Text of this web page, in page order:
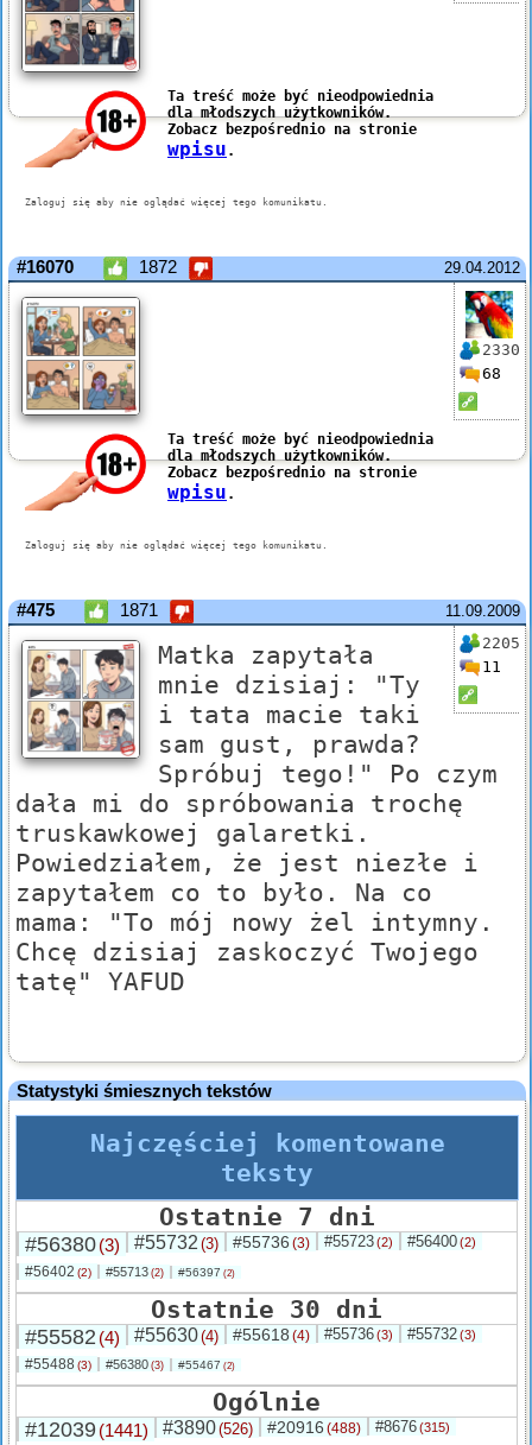
29.04.2012
#16070 1872
2330
68
11.09.2009
#475 1871
2205
11
Matka zapytała
mnie dzisiaj: "Ty
i tata macie taki
sam gust, prawda?
Spróbuj tego!" Po czym
dała mi do spróbowania trochę
truskawkowej galaretki.
Powiedziałem, że jest niezłe i
zapytałem co to było. Na co
mama: "To mój nowy żel intymny.
Chcę dzisiaj zaskoczyć Twojego
tatę" YAFUD
Statystyki śmiesznych tekstów
Najczęściej komentowane
teksty
Ostatnie 7 dni
#56380(3) #55732 (3) #55736 (3) #55723(2) #56400(2)
#56402 (2) #55713 (2) #56397 (2)
Ostatnie 30 dni
#55582 (4) #55630(4) #55618 (4) #55736(3) #55732(3)
#55488 (3) #56380 (3) #55467 (2)
Ogólnie
#12039(1441) #3890(526) #20916 (488) #8676(315)